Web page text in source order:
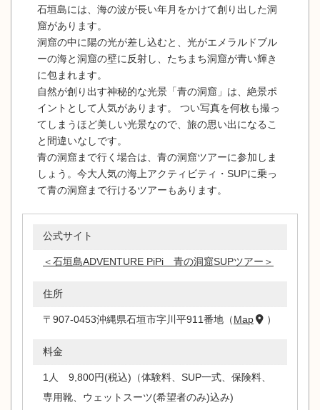
石垣島には、海の波が長い年月をかけて創り出した洞
窟があります。
洞窟の中に陽の光が差し込むと、光がエメラルドブル
ーの海と洞窟の壁に反射し、たちまち洞窟が青い輝き
に包まれます。
自然が創り出す神秘的な光景「青の洞窟」は、絶景ポ
イントとして人気があります。 つい写真を何枚も撮っ
てしまうほど美しい光景なので、旅の思い出になるこ
と間違いなしです。
青の洞窟まで行く場合は、青の洞窟ツアーに参加しま
しょう。今大人気の海上アクティビティ・SUPに乗っ
て青の洞窟まで行けるツアーもあります。
公式サイト
＜石垣島ADVENTURE PiPi 青の洞窟SUPツアー＞
住所
〒907-0453沖縄県石垣市字川平911番地（Map ）
料金
1人 9,800円(税込)（体験料、SUP一式、保険料、
専用靴、ウェットスーツ(希望者のみ)込み)